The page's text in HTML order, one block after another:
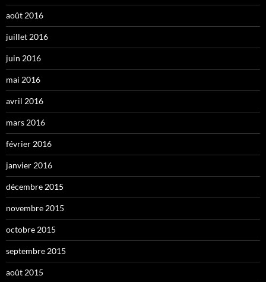
août 2016
juillet 2016
juin 2016
mai 2016
avril 2016
mars 2016
février 2016
janvier 2016
décembre 2015
novembre 2015
octobre 2015
septembre 2015
août 2015